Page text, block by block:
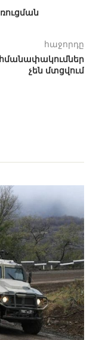
հաջորդը
չեն մտցվում